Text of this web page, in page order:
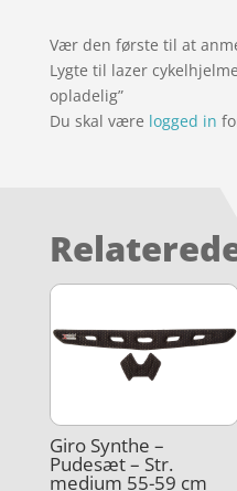
Vær den første til at
Lygte til lazer
opladelig”
Du skal være logged in
Giro Synthe –
Pudesæt – Str.
medium 55-59 cm